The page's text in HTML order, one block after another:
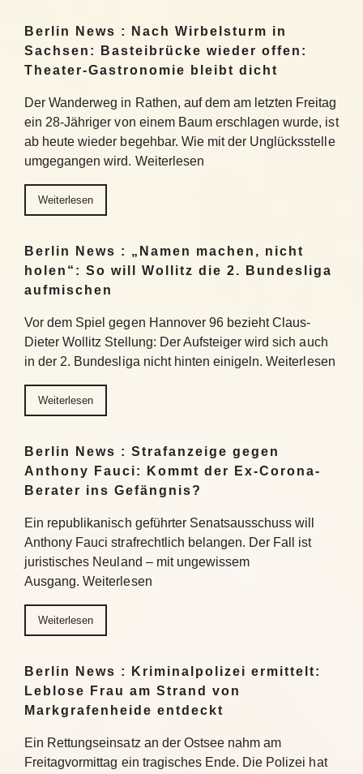
Berlin News : Nach Wirbelsturm in
Sachsen: Basteibrücke wieder offen:
Theater-Gastronomie bleibt dicht
Der Wanderweg in Rathen, auf dem am letzten Freitag
ein 28-Jähriger von einem Baum erschlagen wurde, ist
ab heute wieder begehbar. Wie mit der Unglücksstelle
umgegangen wird. Weiterlesen
Weiterlesen
Berlin News : „Namen machen, nicht
holen“: So will Wollitz die 2. Bundesliga
aufmischen
Vor dem Spiel gegen Hannover 96 bezieht Claus-
Dieter Wollitz Stellung: Der Aufsteiger wird sich auch
in der 2. Bundesliga nicht hinten einigeln. Weiterlesen
Weiterlesen
Berlin News : Strafanzeige gegen
Anthony Fauci: Kommt der Ex-Corona-
Berater ins Gefängnis?
Ein republikanisch geführter Senatsausschuss will
Anthony Fauci strafrechtlich belangen. Der Fall ist
juristisches Neuland – mit ungewissem
Ausgang. Weiterlesen
Weiterlesen
Berlin News : Kriminalpolizei ermittelt:
Leblose Frau am Strand von
Markgrafenheide entdeckt
Ein Rettungseinsatz an der Ostsee nahm am
Freitagvormittag ein tragisches Ende. Die Polizei hat